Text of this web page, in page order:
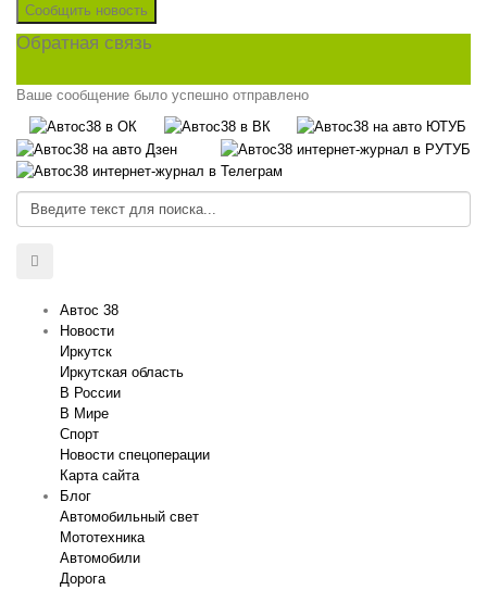
Сообщить новость
Обратная связь
Ваше сообщение было успешно отправлено
Автос 38
Новости
Иркутск
Иркутская область
В России
В Мире
Спорт
Новости спецоперации
Карта сайта
Блог
Автомобильный свет
Мототехника
Автомобили
Дорога